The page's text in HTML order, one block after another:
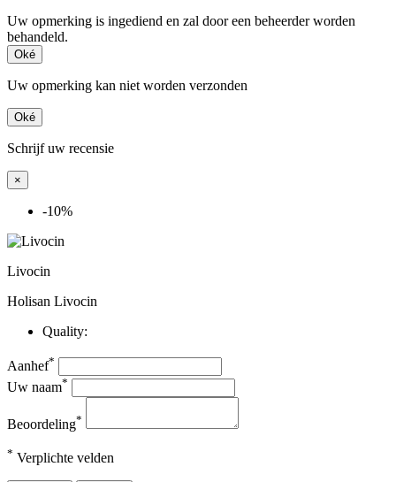
Uw opmerking is ingediend en zal door een beheerder worden
behandeld.
Oké
Uw opmerking kan niet worden verzonden
Oké
Schrijf uw recensie
×
-10%
Livocin
Holisan Livocin
Quality:
Aanhef*
Uw naam*
Beoordeling*
* Verplichte velden